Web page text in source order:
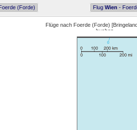
(Forde) Flug Wien -